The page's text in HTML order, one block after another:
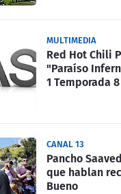
MULTIMEDIA
Red Hot Chili
"Paraíso
1 Temporada 8
CANAL 13
Pancho
que hablan
Bueno